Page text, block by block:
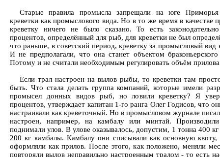
Старые правила промысла запрещали на юге
креветки как промыслового вида. Но в то же время в качестве
креветку ничего не было сказано. То есть
процентов, определённый для рыб, для креветки не был
что раньше, в советский период, креветку за промысловый вид
И не предполагали, что она станет объектом
Потому и не считали необходимым регулировать объём прилова
Если трал настроен на вылов рыбы, то креветки там
быть. Что стала делать группа компаний, которые имели
промысел донных видов рыб, но ловили креветку? Я
процентов, утверждает капитан 1-го ранга Олег Годисов, что
настраивали как креветочный. Но в промысловом журнале
настроен, например, на камбалу или минтай. Производили
поднимали улов. В улове оказывалось, допустим, 1 тонна 400 кг
200 кг камбалы. Камбалу они списывали как основную квоту,
оформляли как прилов. После этого, как положено, меняли
повторяли вылов неправильно настроенным тралом - то есть